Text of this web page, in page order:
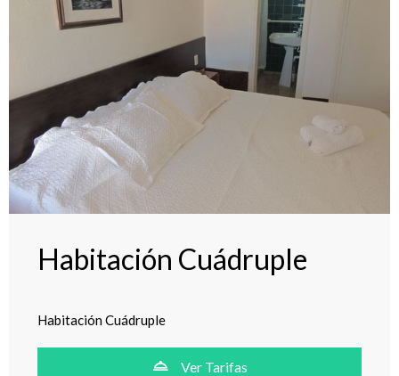
Habitación Cuádruple
Habitación Cuádruple
Ver Tarifas